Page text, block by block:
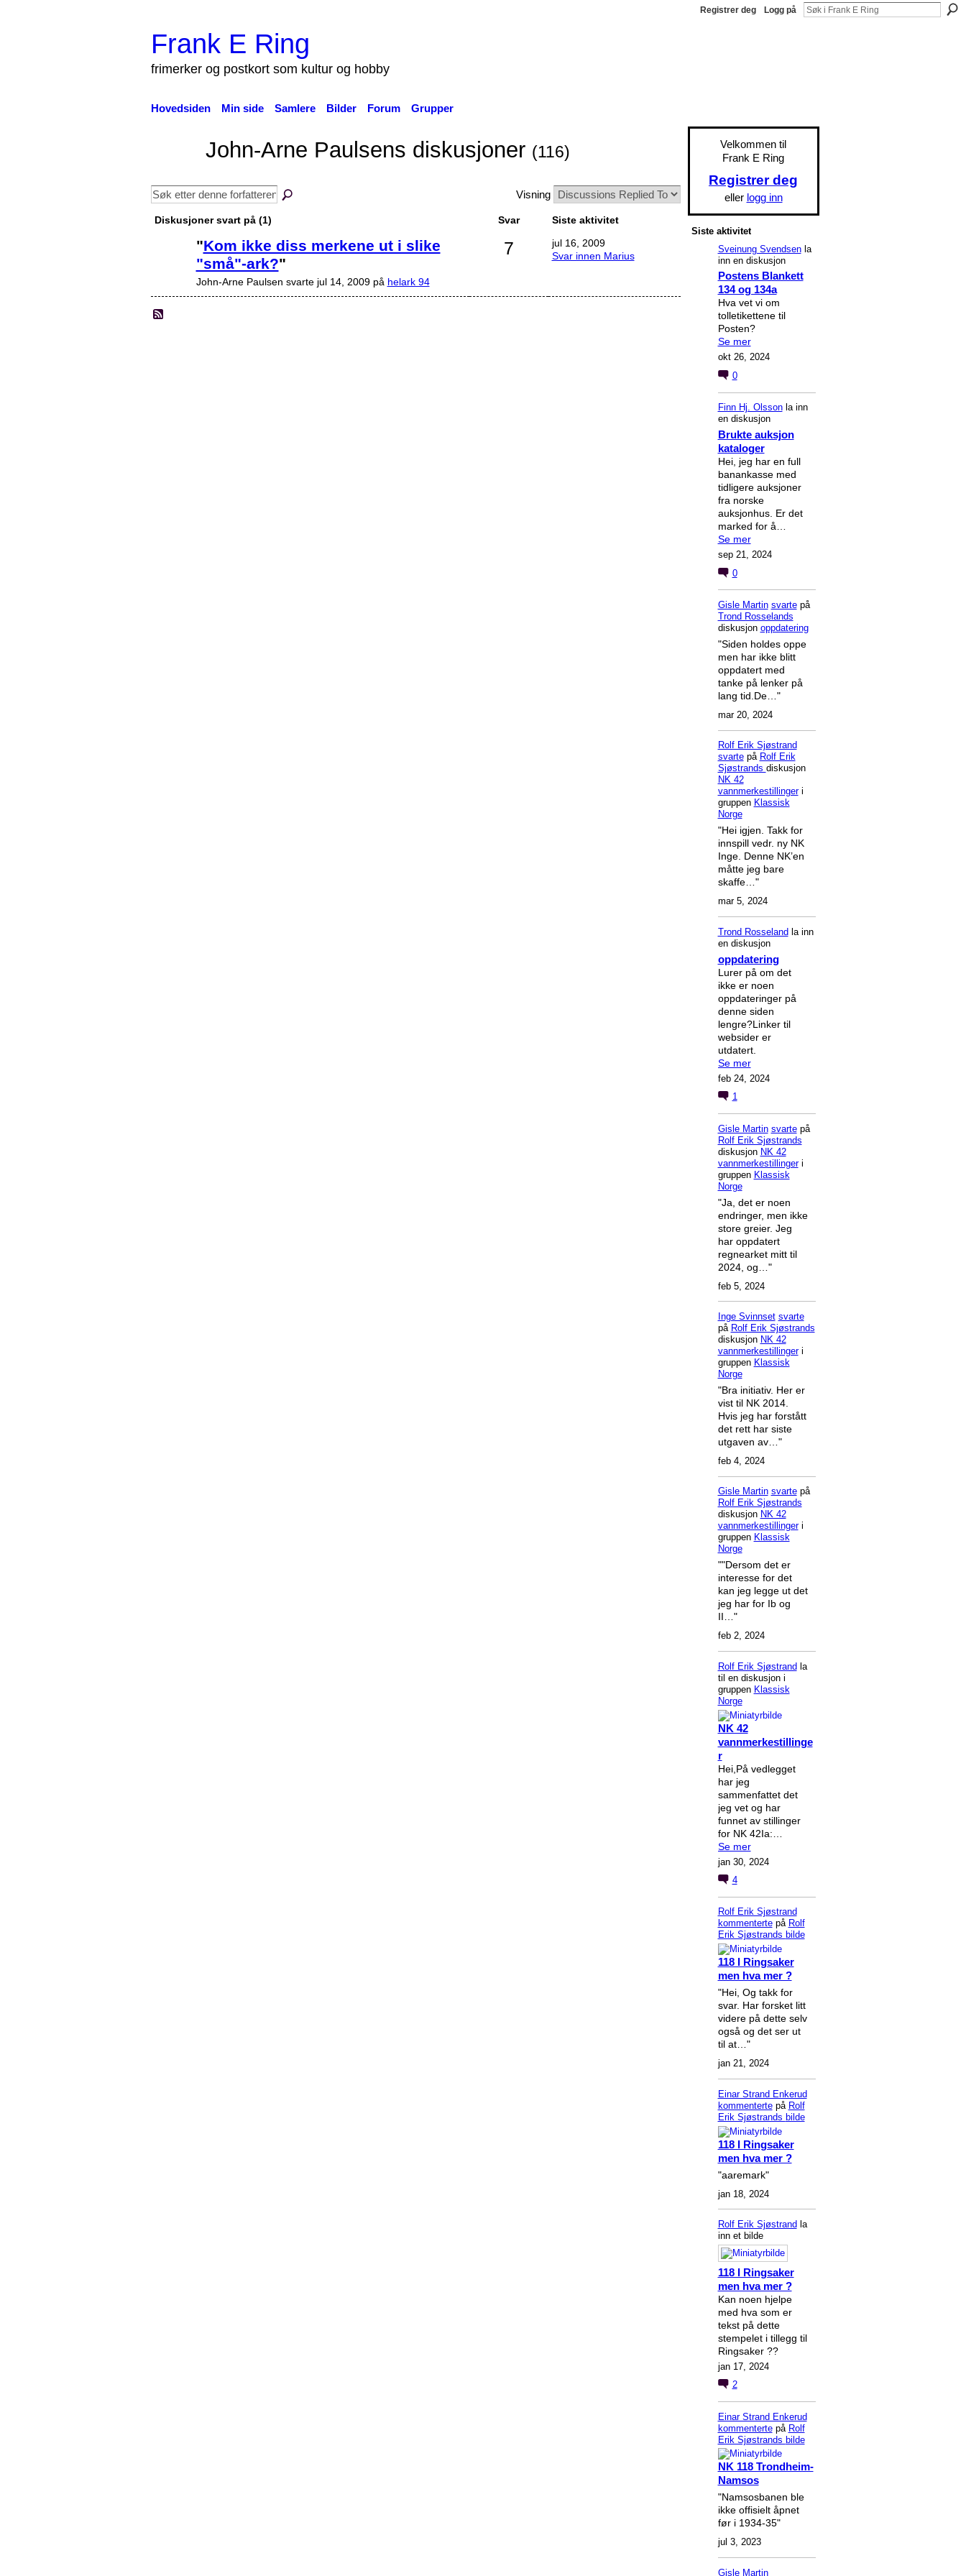
Registrer deg Logg på
Frank E Ring
frimerker og postkort som kultur og hobby
Hovedsiden Min side Samlere Bilder Forum Grupper
John-Arne Paulsens diskusjoner (116)
Visning
Diskusjoner svart på (1) Svar Siste aktivitet
"Kom ikke diss merkene ut i slike
"små"-ark?"
John-Arne Paulsen svarte jul 14, 2009 på helark 94
7
jul 16, 2009
Svar innen Marius
Velkommen til
Frank E Ring
Registrer deg
eller logg inn
Siste aktivitet
Sveinung Svendsenla
inn en diskusjon
Postens Blankett
134 og 134a
Hva vet vi om
tolletikettene til
Posten?
Se mer
okt 26, 2024
0
Finn Hj. Olssonla inn
en diskusjon
Brukte auksjon
kataloger
Hei, jeg har en full
banankasse med
tidligere auksjoner
fra norske
auksjonhus. Er det
marked for å…
Se mer
sep 21, 2024
0
Gisle Martin svartepå
Trond Rosselands
diskusjon oppdatering
"Siden holdes oppe
men har ikke blitt
oppdatert med
tanke på lenker på
lang tid.De…"
mar 20, 2024
Rolf Erik Sjøstrand
svartepå Rolf Erik
Sjøstrands diskusjon
NK 42
vannmerkestillingeri
gruppen Klassisk
Norge
"Hei igjen. Takk for
innspill vedr. ny NK
Inge. Denne NK’en
måtte jeg bare
skaffe…"
mar 5, 2024
Trond Rosseland la inn
en diskusjon
oppdatering
Lurer på om det
ikke er noen
oppdateringer på
denne siden
lengre?Linker til
websider er
utdatert.
Se mer
feb 24, 2024
1
Gisle Martin svartepå
Rolf Erik Sjøstrands
diskusjon NK 42
vannmerkestillingeri
gruppen Klassisk
Norge
"Ja, det er noen
endringer, men ikke
store greier. Jeg
har oppdatert
regnearket mitt til
2024, og…"
feb 5, 2024
Inge Svinnset svarte
på Rolf Erik Sjøstrands
diskusjon NK 42
vannmerkestillingeri
gruppen Klassisk
Norge
"Bra initiativ. Her er
vist til NK 2014.
Hvis jeg har forstått
det rett har siste
utgaven av…"
feb 4, 2024
Gisle Martin svartepå
Rolf Erik Sjøstrands
diskusjon NK 42
vannmerkestillingeri
gruppen Klassisk
Norge
""Dersom det er
interesse for det
kan jeg legge ut det
jeg har for Ib og
II…"
feb 2, 2024
Rolf Erik Sjøstrand la
til en diskusjon i
gruppen Klassisk
Norge
NK 42
vannmerkestillinge
r
Hei,På vedlegget
har jeg
sammenfattet det
jeg vet og har
funnet av stillinger
for NK 42Ia:…
Se mer
jan 30, 2024
4
Rolf Erik Sjøstrand
kommentertepå Rolf
Erik Sjøstrands bilde
118 I Ringsaker
men hva mer ?
"Hei, Og takk for
svar. Har forsket litt
videre på dette selv
også og det ser ut
til at…"
jan 21, 2024
Einar Strand Enkerud
kommentertepå Rolf
Erik Sjøstrands bilde
118 I Ringsaker
men hva mer ?
"aaremark"
jan 18, 2024
Rolf Erik Sjøstrand la
inn et bilde
118 I Ringsaker
men hva mer ?
Kan noen hjelpe
med hva som er
tekst på dette
stempelet i tillegg til
Ringsaker ??
jan 17, 2024
2
Einar Strand Enkerud
kommentertepå Rolf
Erik Sjøstrands bilde
NK 118 Trondheim-
Namsos
"Namsosbanen ble
ikke offisielt åpnet
før i 1934-35"
jul 3, 2023
Gisle Martin